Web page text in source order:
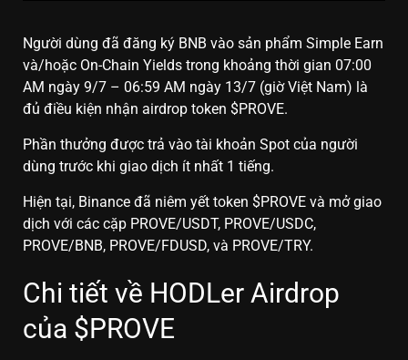
Người dùng đã đăng ký BNB vào sản phẩm Simple Earn
và/hoặc On-Chain Yields trong khoảng thời gian 07:00
AM ngày 9/7 – 06:59 AM ngày 13/7 (giờ Việt Nam) là
đủ điều kiện nhận airdrop token $PROVE.
Phần thưởng được trả vào tài khoản Spot của người
dùng trước khi giao dịch ít nhất 1 tiếng.
Hiện tại, Binance đã niêm yết token $PROVE và mở giao
dịch với các cặp PROVE/USDT, PROVE/USDC,
PROVE/BNB, PROVE/FDUSD, và PROVE/TRY.
Chi tiết về HODLer Airdrop
của $PROVE